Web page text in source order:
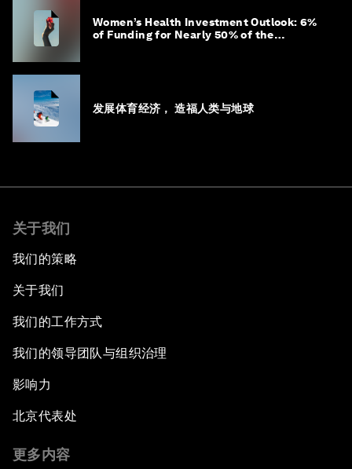
Women’s Health Investment Outlook: 6%
of Funding for Nearly 50% of the
发展体育经济， 造福人类与地球
关于我们
我们的策略
关于我们
我们的工作方式
我们的领导团队与组织治理
影响力
北京代表处
更多内容